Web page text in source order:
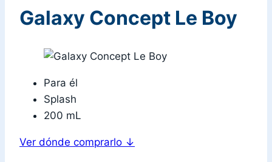
Galaxy Concept Le Boy
Para él
Splash
200 mL
Ver dónde comprarlo ↓